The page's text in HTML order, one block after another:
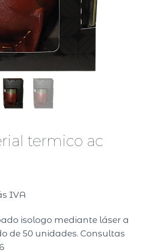
termico ac
IVA
isologo mediante láser a
de 50 unidades. Consultas